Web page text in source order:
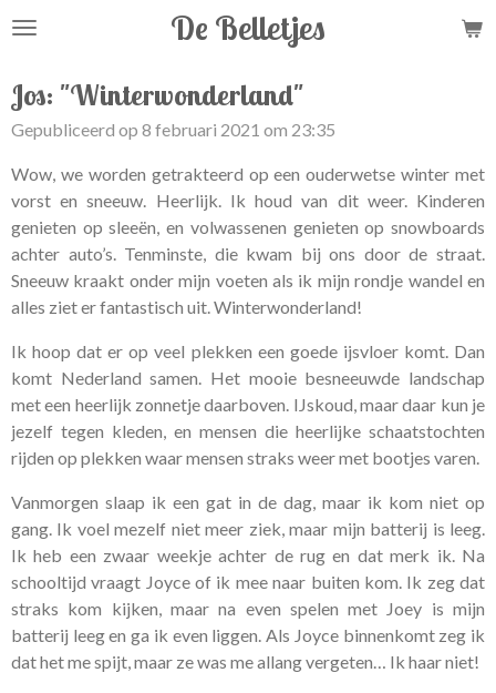
Ga
de
hoofdinhoud
De Belletjes
Jos: "Winterwonderland"
Gepubliceerd op 8 februari 2021 om 23:35
Wow, we worden getrakteerd op een ouderwetse winter met
vorst en sneeuw. Heerlijk. Ik houd van dit weer. Kinderen
genieten op sleeën, en volwassenen genieten op snowboards
achter auto’s. Tenminste, die kwam bij ons door de straat.
Sneeuw kraakt onder mijn voeten als ik mijn rondje wandel en
alles ziet er fantastisch uit. Winterwonderland!
Ik hoop dat er op veel plekken een goede ijsvloer komt. Dan
komt Nederland samen. Het mooie besneeuwde landschap
met een heerlijk zonnetje daarboven. IJskoud, maar daar kun je
jezelf tegen kleden, en mensen die heerlijke schaatstochten
rijden op plekken waar mensen straks weer met bootjes varen.
Vanmorgen slaap ik een gat in de dag, maar ik kom niet op
gang. Ik voel mezelf niet meer ziek, maar mijn batterij is leeg.
Ik heb een zwaar weekje achter de rug en dat merk ik. Na
schooltijd vraagt Joyce of ik mee naar buiten kom. Ik zeg dat
straks kom kijken, maar na even spelen met Joey is mijn
batterij leeg en ga ik even liggen. Als Joyce binnenkomt zeg ik
dat het me spijt, maar ze was me allang vergeten… Ik haar niet!